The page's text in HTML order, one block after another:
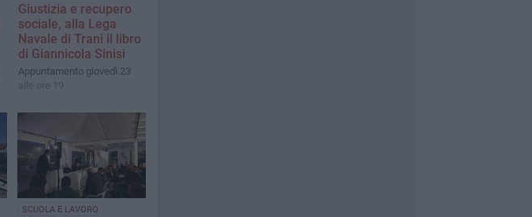
Giustizia e recupero
sociale, alla Lega
Navale di Trani il libro
di Giannicola Sinisi
Appuntamento giovedì 23
alle ore 19
SCUOLA E LAVORO